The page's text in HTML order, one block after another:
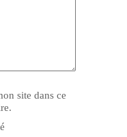
site dans ce